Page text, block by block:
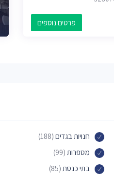
פרטים נוספים
חנויות בגדים(188)
מספרות(99)
בתי כנסת(85)